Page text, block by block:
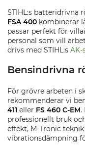
STIHL:s batteridrivna
FSA 400 kombinerar
passar perfekt för
personal som vill
drivs med STIHL:s AK-
Bensindrivna
För grövre arbeten i
rekommenderar vi
411 eller FS 460 C-EM.
professionellt bruk
effekt, M-Tronic
vibrationsdämpning